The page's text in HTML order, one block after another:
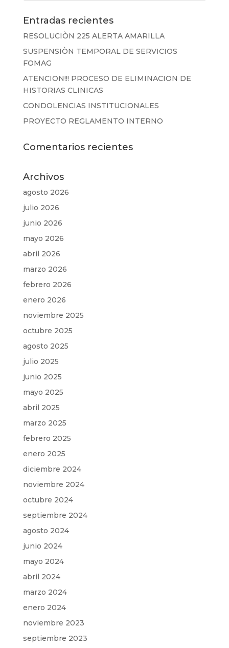
Entradas recientes
RESOLUCIÒN 225 ALERTA AMARILLA
SUSPENSIÒN TEMPORAL DE SERVICIOS
FOMAG
ATENCION!!! PROCESO DE ELIMINACION DE
HISTORIAS CLINICAS
CONDOLENCIAS INSTITUCIONALES
PROYECTO REGLAMENTO INTERNO
Comentarios recientes
Archivos
agosto 2026
julio 2026
junio 2026
mayo 2026
abril 2026
marzo 2026
febrero 2026
enero 2026
noviembre 2025
octubre 2025
agosto 2025
julio 2025
junio 2025
mayo 2025
abril 2025
marzo 2025
febrero 2025
enero 2025
diciembre 2024
noviembre 2024
octubre 2024
septiembre 2024
agosto 2024
junio 2024
mayo 2024
abril 2024
marzo 2024
enero 2024
noviembre 2023
septiembre 2023